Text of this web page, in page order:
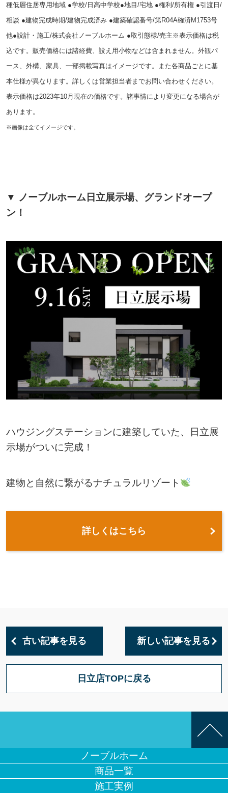
種低層住居専用地域 ●学校/日高中学校●地目/宅地 ●権利/所有権 ●引渡日/
相談 ●建物完成時期/建物完成済み ●建築確認番号/第R04A確済M1753号
他●設計・施工/株式会社ノーブルホーム ●取引態様/売主 ※表示価格は税
込です。販売価格には諸経費、設え用小物などは含まれません。外観パ
ース、外構、家具、一部掲載写真はイメージです。また各商品ごとに基
本仕様が異なります。詳しくは営業担当者までお問い合わせください。
表示価格は2023年10月現在の価格です。諸事情により変更になる場合が
あります。
※画像は全てイメージです。
▼ ノーブルホーム日立展示場、グランドオープ
ン！
ハウジングステーションに建築していた、日立展
示場がついに完成！
建物と自然に繋がるナチュラルリゾート
詳しくはこちら
古い記事を見る 新しい記事を見る
日立店TOPに戻る
ノーブルホーム
商品一覧
施工実例